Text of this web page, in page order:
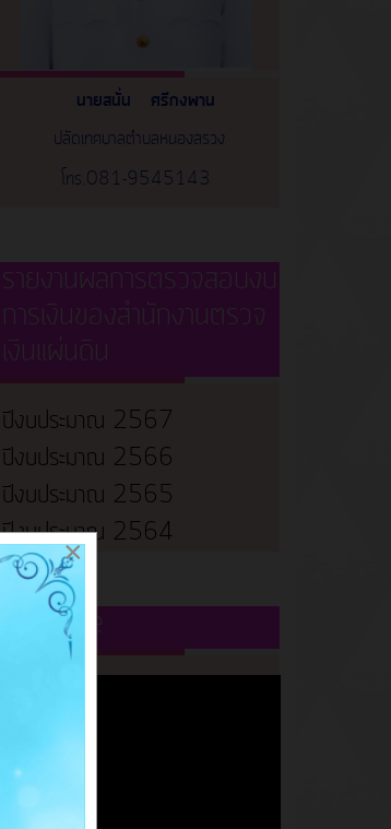
นายสนั่น ศรีกงพาน
ปลัดเทศบาลตำบลหนองสรวง
โทร.081-9545143
รายงานผลการตรวจสอบงบ
การเงินของสำนักงานตรวจ
เงินแผ่นดิน
ปีงบประมาณ 2567
ปีงบประมาณ 2566
ปีงบประมาณ 2565
ปีงบประมาณ 2564
Youtube
×